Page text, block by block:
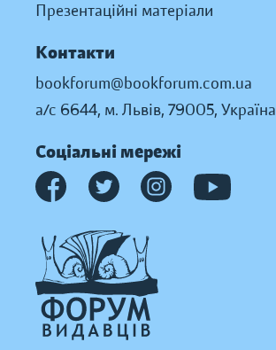
Презентаційні матеріали
Контакти
bookforum@bookforum.com.ua
а/с 6644, м. Львів, 79005, Україна
Соціальні мережі